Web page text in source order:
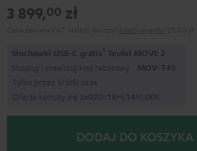
3 899,00 zł
Słuchawki USB-C gratis1 Teufel MOVE 2
Skopiuj i zrealizuj kod rabatowy MOV-T4S
Tylko przez krótki czas
Oferta kończy się za02D:18H:13M:59S
DODAJ DO KOSZYKA